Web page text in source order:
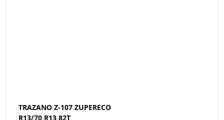
TRAZANO Z-107 ZUPERECO
R13/70 R13 82T